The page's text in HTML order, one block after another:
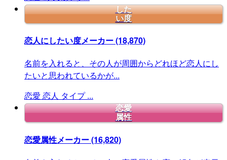
した
い度
恋人にしたい度メーカー(18,870)
名前を入れると、その人が周囲からどれほど恋人にし
たいと思われているかが...
恋愛 恋人 タイプ ...
恋愛
属性
恋愛属性メーカー(16,820)